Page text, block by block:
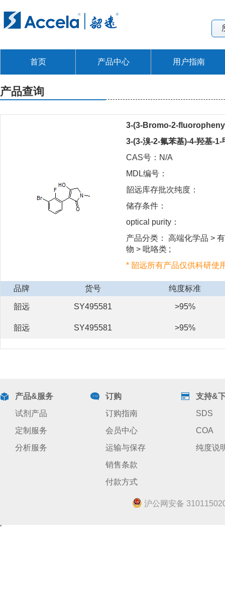
首页 产品中心 用户指南
产品查询
3-(3-Bromo-2-
3-(3-溴-2-氟苯基)-4-羟基-
CAS号：N/A
MDL编号：
韶远库存批次纯度：
储存条件：
optical purity：
产品分类： 高端化学品 >
物 > 吡咯类 ;
* 韶远所有产品仅供科研使
品牌 货号 纯度标准
韶远 SY495581 >95%
韶远 SY495581 >95%
产品&服务
试剂产品
定制服务
分析服务
订购
订购指南
会员中心
运输与保存
销售条款
付款方式
支持&
SDS
COA
纯度说
沪公网安备